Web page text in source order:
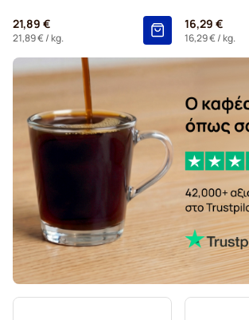
21,89 €
21,89 €/ kg.
16,29 €
16,29 €/ kg.